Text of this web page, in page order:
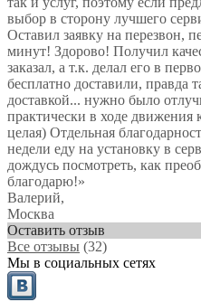
выбор в сторону лучшего
Оставил заявку на перезвон,
минут! Здорово! Получил
заказал, а т.к. делал его в
бесплатно доставили, правда
доставкой... нужно было
практически в ходе движения
целая) Отдельная
недели еду на установку в
дождусь посмотреть, как
благодарю!»
Валерий,
Москва
Оставить отзыв
Все отзывы (32)
Мы в социальных сетях